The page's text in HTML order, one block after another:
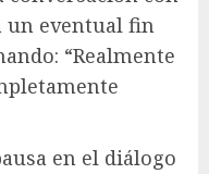
un eventual fin
“Realmente
en el diálogo